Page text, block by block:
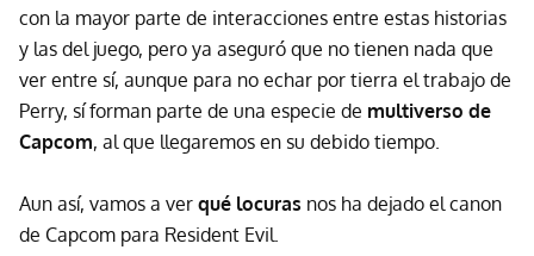
con la mayor parte de interacciones entre estas historias
y las del juego, pero ya aseguró que no tienen nada que
ver entre sí, aunque para no echar por tierra el trabajo de
Perry, sí forman parte de una especie de multiverso de
Capcom, al que llegaremos en su debido tiempo.
Aun así, vamos a ver qué locuras nos ha dejado el canon
de Capcom para Resident Evil.